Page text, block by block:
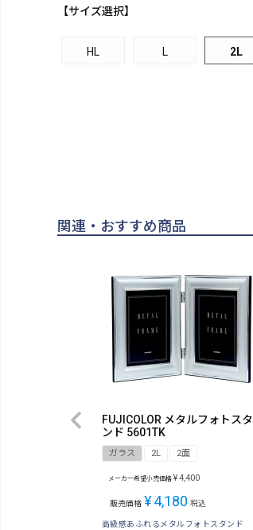
【サイズ選択】
HL L 2L
関連・おすすめ商品
FUJICOLOR メタルフォトスタ
ンド 5601TK
ガラス 2L 2面
メーカー希望小売価格 ¥4,400
販売価格 ¥4,180 税込
高級感あふれるメタルフォトスタンド